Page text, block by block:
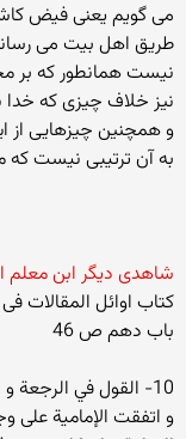
می گویم یعنی فیض
طریق اهل بیت می
نیست همانطور که بر
نیز خلاف چیزی که خدا
و همچنین چیزهایی از
به آن ترتیبی نیست
شاهدی دیگر ابن
کتاب اوائل المقالات
باب دهم ص 46
10- القول في الرجعة و البداء و تأليف القرآن
و اتفقت الإمامية على